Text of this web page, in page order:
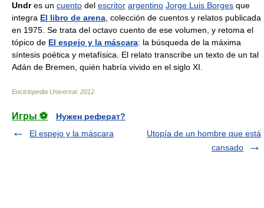
Undres un cuento del escritor argentino Jorge Luis Borges que
integra El libro de arena , colección de cuentos y relatos publicada
en 1975. Se trata del octavo cuento de ese volumen, y retoma el
tópico de El espejo y la máscara: la búsqueda de la máxima
síntesis poética y metafísica. El relato transcribe un texto de un tal
Adán de Bremen, quién habría vivido en el siglo XI.
Enciclopedia Universal. 2012
Игры ⚽
Нужен реферат?
El espejo y la máscara
Utopía de un hombre que está
cansado